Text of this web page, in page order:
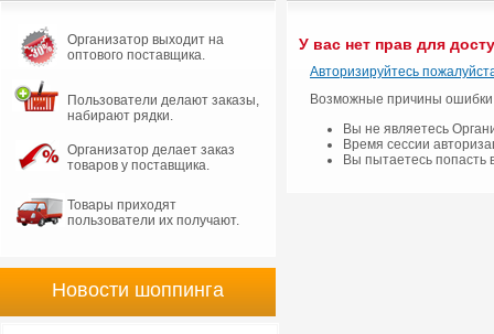
У вас нет прав для
Авторизируйтесь
Возможные причины
Вы не являетесь
Время сессии
Вы пытаетесь попасть
Организатор выходит на
оптового поставщика.
Пользователи делают заказы,
набирают рядки.
Организатор делает заказ
товаров у поставщика.
Товары приходят
пользователи их получают.
Новости шоппинга